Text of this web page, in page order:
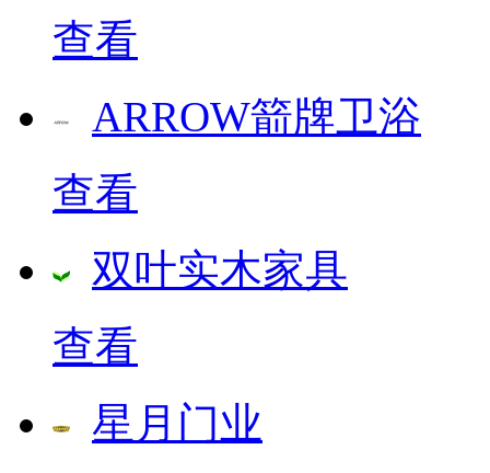
查看
ARROW箭牌卫浴
查看
双叶实木家具
查看
星月门业